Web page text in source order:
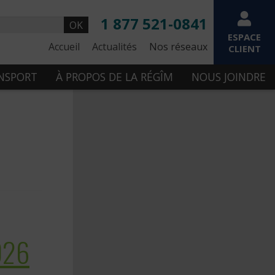
ESPACE
CLIENT
1 877 521-0841
OK
Nos réseaux
Accueil Actualités
À PROPOS DE LA RÉGÎM NOUS JOINDRE